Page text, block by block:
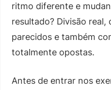
ritmo diferente e
resultado? Divisão
parecidos e também
totalmente opostas.
Antes de entrar nos